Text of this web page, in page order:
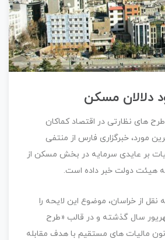
دلالان مسکن
های نظارتی در اقتصاد کماکان
مورد، خبرگزاری فارس از منتفی
بر عایدی سرمایه در بخش مسکن از
هیئت دولت خبر داده است.
نقل از خراسان، موضوع این لایحه را
مجلس در 7 شهریور سال گذشته و در قالب «طرح
مالیات های مستقیم با هدف مقابله